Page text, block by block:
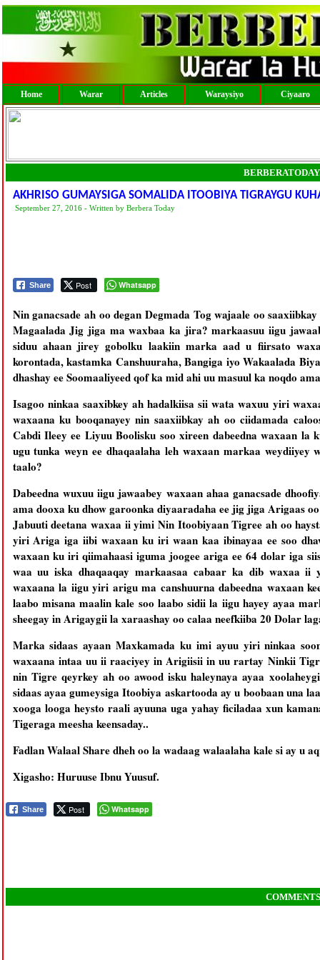
Home Warar Articles Waraysiyo Ciyaaro
AKHRISO GUMAYSIGA SOMALIDA ITOOBIYA TIGRAYGU
September 27, 2016 - Written by Berbera Today
Share Post Whatsapp
Nin ganacsade ah oo degan Degmada Tog wajaale oo
Magaalada Jig jiga ma waxbaa ka jira? markaasuu iigu
siduu ahaan jirey gobolku laakiin marka aad u fiirsato
korontada, kastamka Canshuuraha, Bangiga iyo Wakaalada
dhashay ee Soomaaliyeed qof ka mid ahi uu masuul ka noqdo
Isagoo ninkaa saaxibkey ah hadalkiisa sii wata waxuu yiri
waxaana ku booqanayey nin saaxiibkay ah oo ciidamada
Cabdi Ileey ee Liyuu Boolisku soo xireen dabeedna waxaan
ugu tunka weyn ee dhaqaalaha leh waxaan markaa
taalo?
Dabeedna wuxuu iigu jawaabey waxaan ahaa ganacsade
ama dooxa ku dhow garoonka diyaaradaha ee jig jiga Arigaas
Jabuuti deetana waxaa ii yimi Nin Itoobiyaan Tigree ah oo
yiri Ariga iga iibi waxaan ku iri waan kaa ibinayaa ee soo
waxaan ku iri qiimahaasi iguma joogee ariga ee 64 dolar iga
waa uu iska dhaqaaqay markaasaa cabaar ka dib waxaa
waxaana la iigu yiri arigu ma canshuurna dabeedna waxaan
laabo misana maalin kale soo laabo sidii la iigu hayey ayaa
sheegay in Arigaygii la xaraashay oo calaa neefkiiba 20 Dolar
Marka sidaas ayaan Maxkamada ku imi ayuu yiri ninkaa
waxaana intaa uu ii raaciyey in Arigiisii in uu rartay Ninkii
nin Tigre qeyrkey ah oo awood isku haleynaya ayaa
sidaas ayaa gumeysiga Itoobiya askartooda ay u boobaan una
xooga looga heysto raali ayuuna uga yahay ficiladaa xun
Tigeraga meesha keensaday..
Fadlan Walaal Share dheh oo la wadaag walaalaha kale si ay u
Xigasho: Huruuse Ibnu Yuusuf.
Share Post Whatsapp
COMMENTS